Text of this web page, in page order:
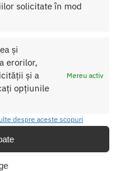
solicitate în mod
și
erorilor,
și a
opțiunile
Mereu activ
despre aceste scopuri
,Seturi fetish
Eyemask